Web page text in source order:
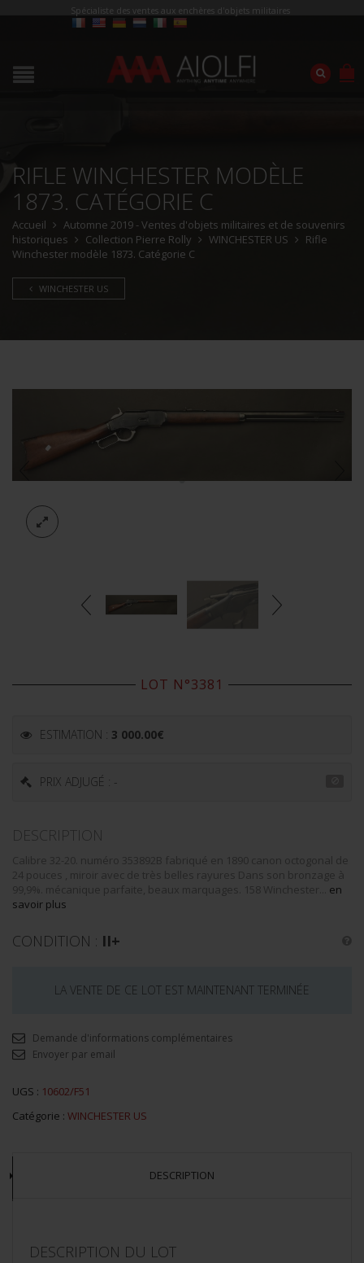
Spécialiste des ventes aux enchères d'objets militaires
RIFLE WINCHESTER MODÈLE
1873. CATÉGORIE C
Accueil
Automne 2019 - Ventes d'objets militaires et de souvenirs
historiques
Collection Pierre Rolly WINCHESTER US
Rifle
Winchester modèle 1873. Catégorie C
WINCHESTER US
LOT N°3381
ESTIMATION : 3 000.00€
PRIX ADJUGÉ : -
DESCRIPTION
Calibre 32-20. numéro 353892B fabriqué en 1890 canon octogonal de
24 pouces , miroir avec de très belles rayures Dans son bronzage à
99,9%. mécanique parfaite, beaux marquages. 158 Winchester... en
savoir plus
CONDITION : II+
LA VENTE DE CE LOT EST MAINTENANT TERMINÉE
Demande d'informations complémentaires
Envoyer par email
UGS : 10602/F51
Catégorie : WINCHESTER US
DESCRIPTION
DESCRIPTION DU LOT